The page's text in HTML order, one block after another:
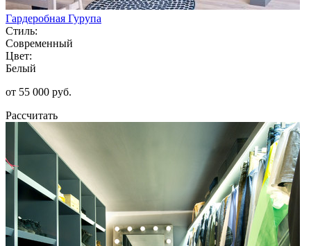
Гардеробная Гурупа
Стиль:
Современный
Цвет:
Белый
от 55 000 руб.
Рассчитать